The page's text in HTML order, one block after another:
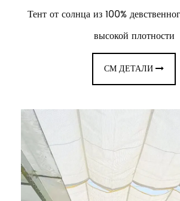
Тент от солнца из 100%
высокой плотности
СМ ДЕТАЛИ